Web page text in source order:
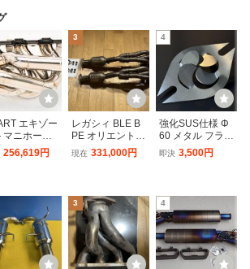
エキゾー
マニホール
ンバー EBD
EN07
256,619円
3
レガシィ BLE B
PE オリエントワ
ークス エキマニ
メタルキャタラ
現在 331,000円
4
強化SUS仕様 Φ
60 メタル フラン
ジ サイレンサー
マフラー 消音 ト
爆音 対策 汎用
ガスケット bv29
03
即決 3,500円
3 4